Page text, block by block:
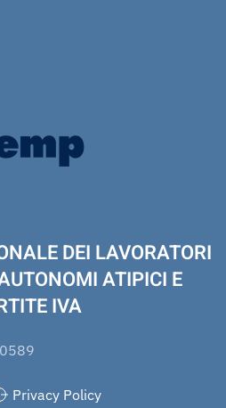
DEI LAVORATORI
ATIPICI E
IVA
Privacy Policy